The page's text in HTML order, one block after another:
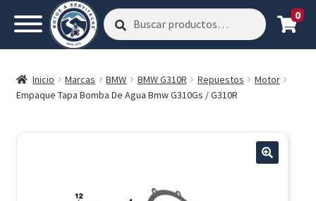
Buscar
por:
Buscar 0
Inicio Marcas BMW BMW G310R Repuestos
Motor
Empaque Tapa Bomba De Agua Bmw G310Gs / G310R